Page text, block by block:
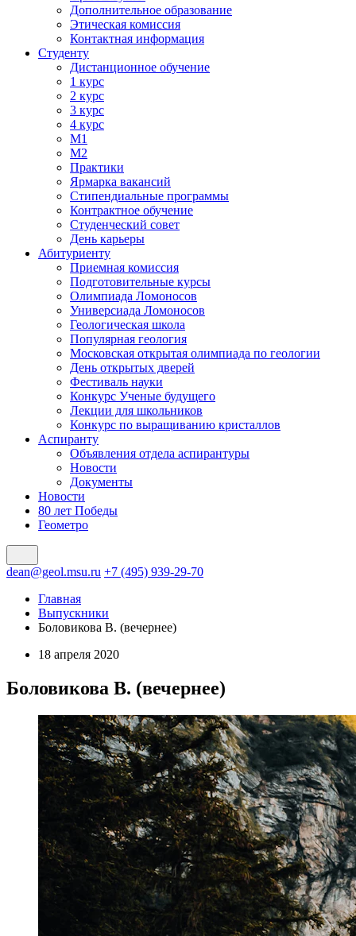
Дополнительное образование
Этическая комиссия
Контактная информация
Студенту
Дистанционное обучение
1 курс
2 курс
3 курс
4 курс
М1
М2
Практики
Ярмарка вакансий
Стипендиальные программы
Контрактное обучение
Студенческий совет
День карьеры
Абитуриенту
Приемная комиссия
Подготовительные курсы
Олимпиада Ломоносов
Универсиада Ломоносов
Геологическая школа
Популярная геология
Московская открытая олимпиада по геологии
День открытых дверей
Фестиваль науки
Конкурс Ученые будущего
Лекции для школьников
Конкурс по выращиванию кристаллов
Аспиранту
Объявления отдела аспирантуры
Новости
Документы
Новости
80 лет Победы
Геометро
dean@geol.msu.ru +7 (495) 939-29-70
Главная
Выпускники
Боловикова В. (вечернее)
18 апреля 2020
Боловикова В. (вечернее)